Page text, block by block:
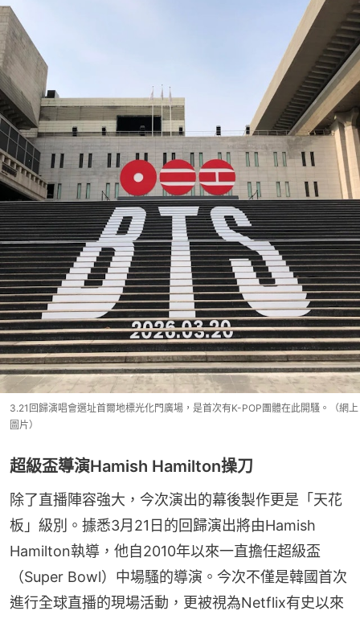
3.21回歸演唱會選址首爾地標光化門廣場，是首次有K-POP團體在此開騷。（網上
圖片）
超級盃導演Hamish Hamilton操刀
除了直播陣容強大，今次演出的幕後製作更是「天花
板」級別。據悉3月21日的回歸演出將由Hamish
Hamilton執導，他自2010年以來一直擔任超級盃
（Super Bowl）中場騷的導演。今次不僅是韓國首次
進行全球直播的現場活動，更被視為Netflix有史以來